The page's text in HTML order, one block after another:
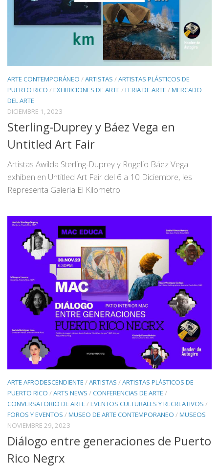
ARTE CONTEMPORÁNEO /ARTISTAS /ARTISTAS PLÁSTICOS DE
PUERTO RICO /EXHIBICIONES DE ARTE /FERIA DE ARTE /MERCADO
DEL ARTE
DICIEMBRE 1, 2023
Sterling-Duprey y Báez Vega en
Untitled Art Fair
Artistas Awilda Sterling-Duprey y Rogelio Báez Vega
exhiben en Untitled Art Fair del 6 a 10 Diciembre, les
Representa Galeria El Kilometro.
ARTE AFRODESCENDIENTE /ARTISTAS /ARTISTAS PLÁSTICOS DE
PUERTO RICO /ARTS NEWS /CONFERENCIAS DE ARTE /
CONVERSATORIO DE ARTE /EVENTOS CULTURALES Y RECREATIVOS /
FOROS Y EVENTOS /MUSEO DE ARTE CONTEMPORANEO /MUSEOS
NOVIEMBRE 29, 2023
Diálogo entre generaciones de Puerto
Rico Negrx